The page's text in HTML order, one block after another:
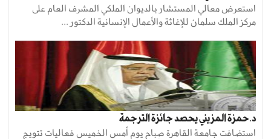
استعرض معالي المستشار بالديوان الملكي المشرف العام على
مركز الملك سلمان للإغاثة والأعمال الإنسانية الدكتور ...
د.حمزة المزيني يحصد جائزة الترجمة
استضافت جامعة القاهرة صباح يوم أمس الخميس فعاليات تتويج